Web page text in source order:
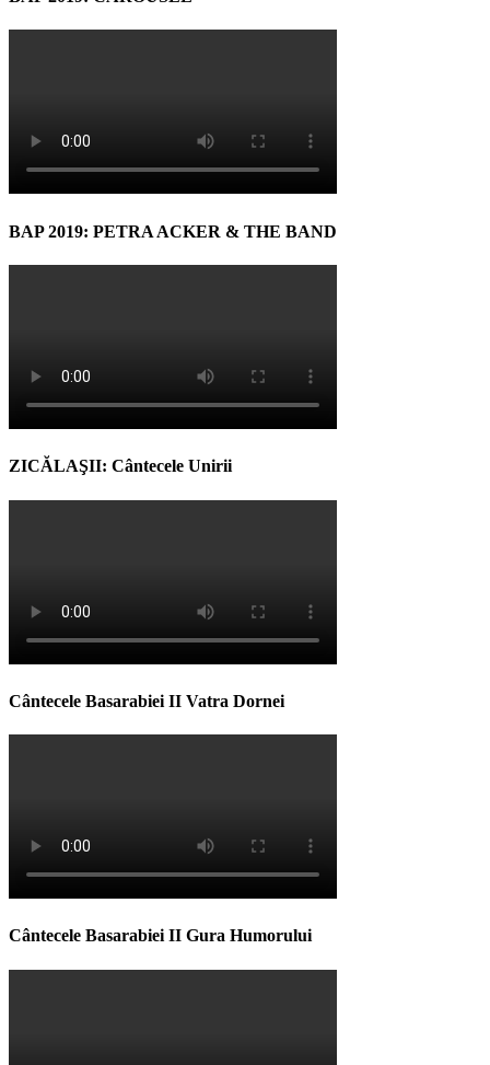
BAP 2019: PETRA ACKER & THE BAND
ZICĂLAŞII: Cântecele Unirii
Cântecele Basarabiei II Vatra Dornei
Cântecele Basarabiei II Gura Humorului